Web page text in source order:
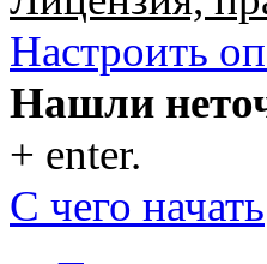
Настроить
Нашли
+ enter.
С чего начать